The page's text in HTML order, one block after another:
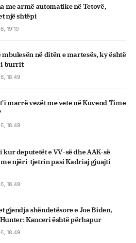
me armë automatike në Tetovë,
një shtëpi
19:19
mbulesën në ditën e martesës, ky është
burrit
18:49
marrë vezët me vete në Kuvend Time
18:49
kur deputetët e VV-së dhe AAK-së
njëri-tjetrin pasi Kadriaj gjuajti
18:49
gjendja shëndetësore e Joe Biden,
Kanceri është përhapur
18:49